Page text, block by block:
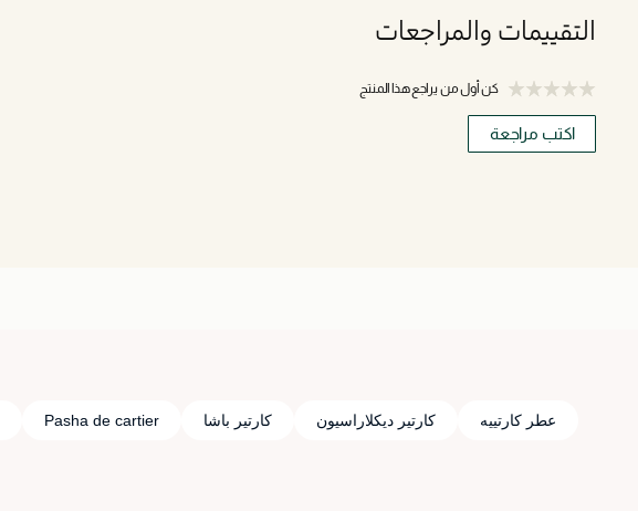
التقييمات والمراجعات
كن أول من يراجع هذا المنتج
اكتب مراجعة
عطر كارتييه كارتير ديكلاراسيون كارتير باشا Pasha de cartier